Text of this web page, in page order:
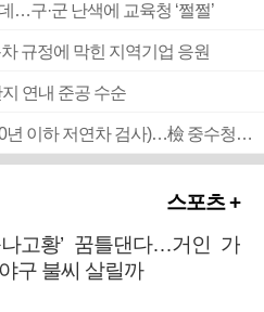
…구·군 난색에 교육청 ‘쩔쩔’
규정에 막힌 지역기업 응원
연내 준공 수순
■ 검사 신분 버리고 직급하향(10년 이하 저연차 검사)…檢 중수청행 기피
스포츠 +
나고황’ 꿈틀댄다…거인 가
구 불씨 살릴까